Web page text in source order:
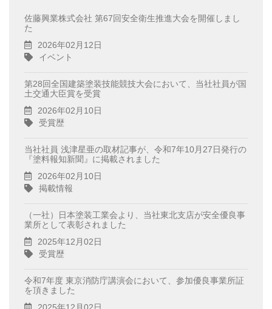
佐藤興業株式会社 第67回安全衛生推進大会を開催しまし
た
2026年02月12日
イベント
第28回全国建築塗装技能競技大会において、当社社員が国
土交通大臣賞を受賞
2026年02月10日
受賞歴
当社社員 浅津星亜の取材記事が、令和7年10月27日発行の
『塗料報知新聞』に掲載されました
2026年02月10日
掲載情報
（一社）日本塗装工業会より、当社東北支店が安全優良事
業所として表彰されました
2025年12月02日
受賞歴
令和7年度 東京消防庁講演会において、参加優良事業所証
を頂きました